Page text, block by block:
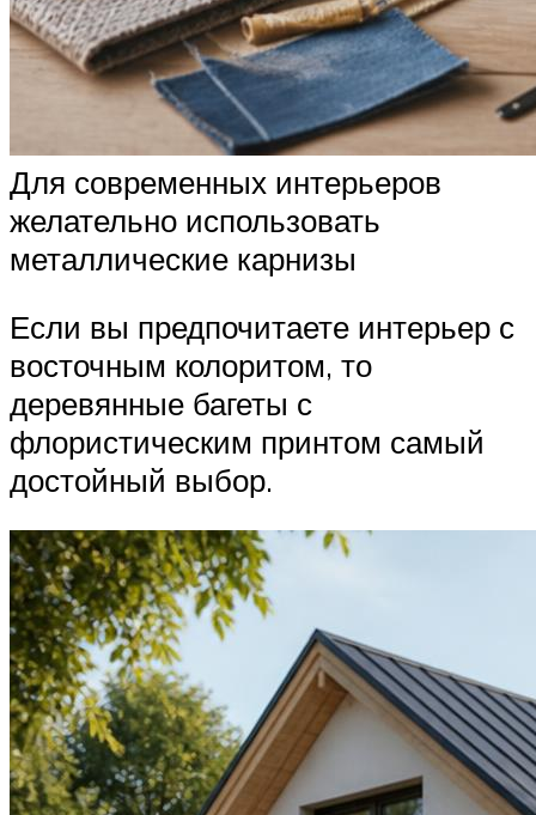
Для современных интерьеров
желательно использовать
металлические карнизы
Если вы предпочитаете интерьер с
восточным колоритом, то
деревянные багеты с
флористическим принтом самый
достойный выбор.